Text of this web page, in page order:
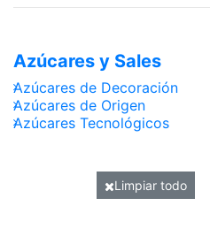
Azúcares y Sales
Azúcares de Decoración
Azúcares de Origen
Azúcares Tecnológicos
Limpiar todo